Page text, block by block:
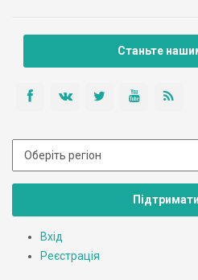
Станьте
Вхід
Реєстрація